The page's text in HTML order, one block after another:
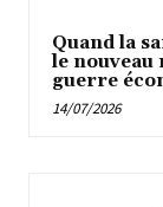
Quand la
le nouveau
guerre
14/07/2026